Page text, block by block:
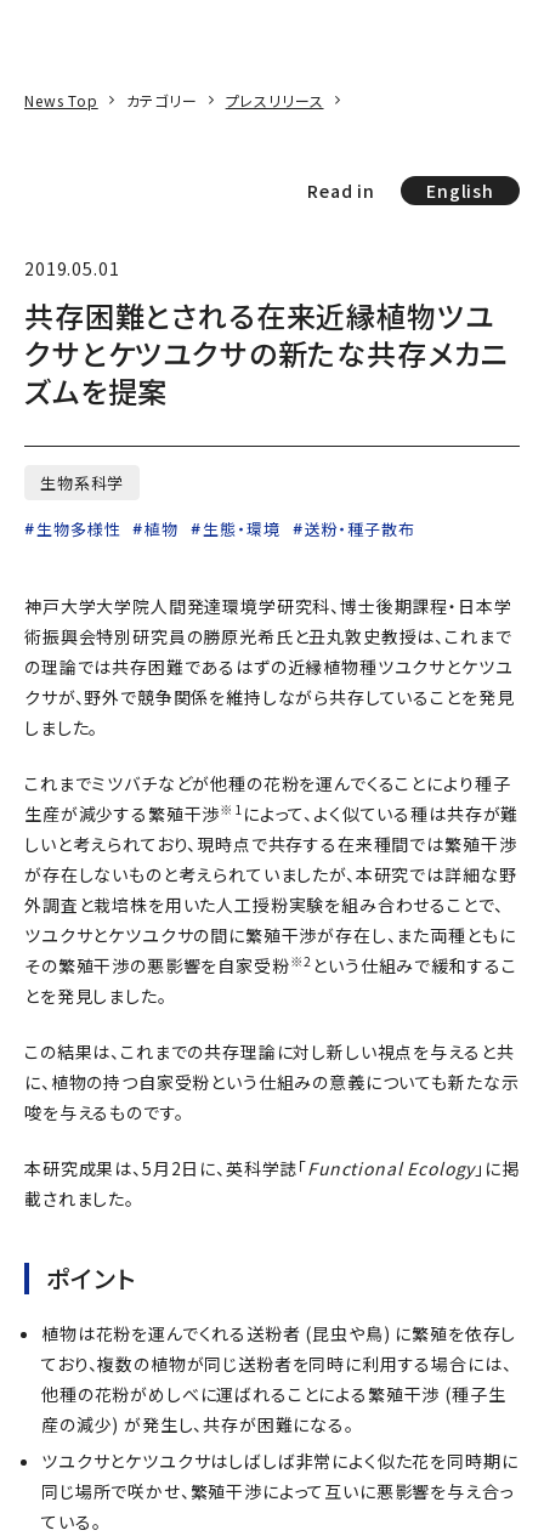
News Top カテゴリー プレスリリース
Read in English
2019.05.01
共存困難とされる在来近縁植物ツユ
クサとケツユクサの新たな共存メカニ
ズムを提案
生物系科学
生物多様性
植物 生態・環境 送粉・種子散布
神戸大学大学院人間発達環境学研究科、博士後期課程・日本学
術振興会特別研究員の勝原光希氏と丑丸敦史教授は、これまで
の理論では共存困難であるはずの近縁植物種ツユクサとケツユ
クサが、野外で競争関係を維持しながら共存していることを発見
しました。
これまでミツバチなどが他種の花粉を運んでくることにより種子
生産が減少する繁殖干渉※1 によって、よく似ている種は共存が難
しいと考えられており、現時点で共存する在来種間では繁殖干渉
が存在しないものと考えられていましたが、本研究では詳細な野
外調査と栽培株を用いた人工授粉実験を組み合わせることで、
ツユクサとケツユクサの間に繁殖干渉が存在し、また両種ともに
その繁殖干渉の悪影響を自家受粉※2 という仕組みで緩和するこ
とを発見しました。
この結果は、これまでの共存理論に対し新しい視点を与えると共
に、植物の持つ自家受粉という仕組みの意義についても新たな示
唆を与えるものです。
本研究成果は、5月2日に、英科学誌「Functional Ecology」に掲
載されました。
ポイント
植物は花粉を運んでくれる送粉者 (昆虫や鳥) に繁殖を依存し
ており、複数の植物が同じ送粉者を同時に利用する場合には、
他種の花粉がめしべに運ばれることによる繁殖干渉 (種子生
産の減少) が発生し、共存が困難になる。
ツユクサとケツユクサはしばしば非常によく似た花を同時期に
同じ場所で咲かせ、繁殖干渉によって互いに悪影響を与え合っ
ている。